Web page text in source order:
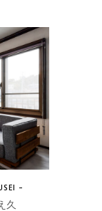
–
久